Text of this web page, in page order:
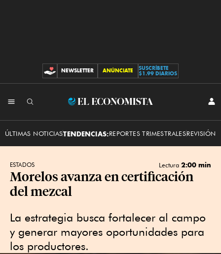
CONTRIBUCIONES
NEWSLETTER ANÚNCIATE
SUSCRÍBETE
$1.99 DIARIOS
El
ÚLTIMAS NOTICIASTENDENCIAS:REPORTES TRIMESTRALESREVISIÓN
ESTADOS Lectura 2:00 min
Morelos avanza en certificación
del mezcal
La estrategia busca fortalecer al campo
y generar mayores oportunidades para
los productores.